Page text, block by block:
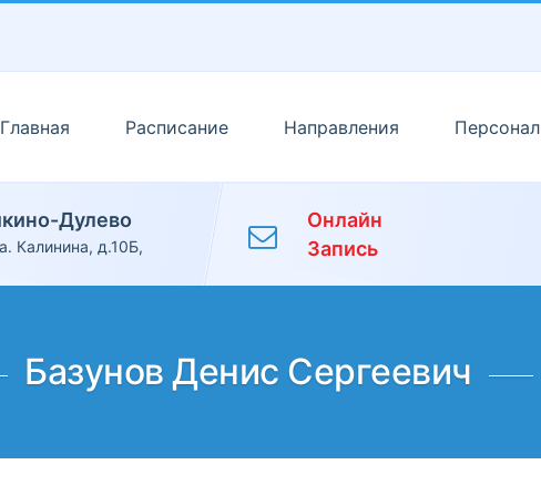
Главная Расписание Направления Персонал
Дулево
Калинина, д.10Б,
Онлайн
Запись
Базунов Денис Сергеевич